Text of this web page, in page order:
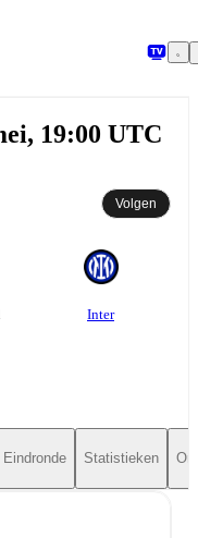
19:00 UTC
Volgen
Inter
Eindronde Statistieken